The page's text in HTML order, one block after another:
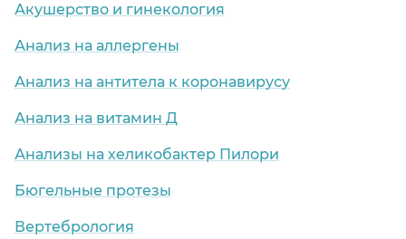
Акушерство и гинекология
Анализ на аллергены
Анализ на антитела к коронавирусу
Анализ на витамин Д
Анализы на хеликобактер Пилори
Бюгельные протезы
Вертебрология